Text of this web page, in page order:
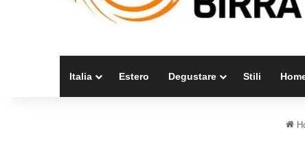
Italia Estero Degustare Stili